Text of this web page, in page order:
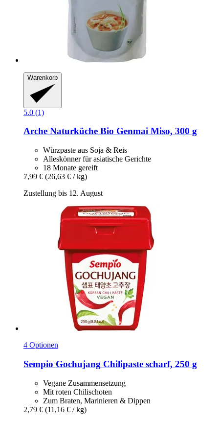
Warenkorb
5.0 (1)
Arche Naturküche Bio Genmai Miso, 300 g
Würzpaste aus Soja & Reis
Alleskönner für asiatische Gerichte
18 Monate gereift
7,99 € (26,63 € / kg)
Zustellung bis 12. August
4 Optionen
Sempio Gochujang Chilipaste scharf, 250 g
Vegane Zusammensetzung
Mit roten Chilischoten
Zum Braten, Marinieren & Dippen
2,79 € (11,16 € / kg)